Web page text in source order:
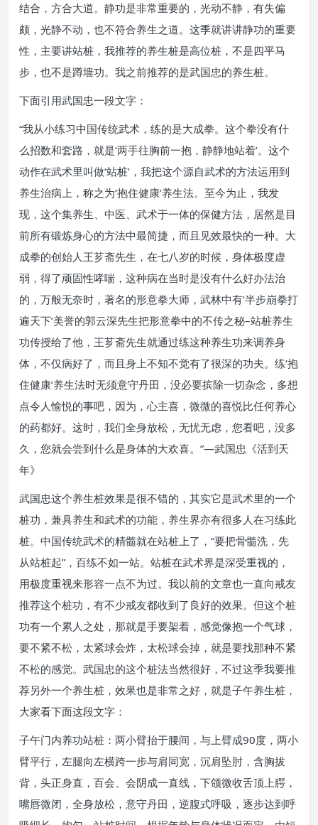
结合，方合大道。静功是非常重要的，光动不静，有失偏
颇，光静不动，也不符合养生之道。这季就讲讲静功的重要
性，主要讲站桩，我推荐的养生桩是高位桩，不是四平马
步，也不是蹲墙功。我之前推荐的是武国忠的养生桩。
下面引用武国忠一段文字：
“我从小练习中国传统武术，练的是大成拳。这个拳没有什
么招数和套路，就是‘两手往胸前一抱，静静地站着’。这个
动作在武术里叫做‘站桩’，我把这个源自武术的方法运用到
养生治病上，称之为‘抱住健康’养生法。至今为止，我发
现，这个集养生、中医、武术于一体的保健方法，居然是目
前所有锻炼身心的方法中最简捷，而且见效最快的一种。大
成拳的创始人王芗斋先生，在七八岁的时候，身体极度虚
弱，得了顽固性哮喘，这种病在当时是没有什么好办法治
的，万般无奈时，著名的形意拳大师，武林中有‘半步崩拳打
遍天下’美誉的郭云深先生把形意拳中的不传之秘–站桩养生
功传授给了他，王芗斋先生就通过练这种养生功来调养身
体，不仅病好了，而且身上不知不觉有了很深的功夫。练‘抱
住健康’养生法时无须意守丹田，没必要摈除一切杂念，多想
点令人愉悦的事吧，因为，心主喜，微微的喜悦比任何养心
的药都好。这时，我们全身放松，无忧无虑，您看吧，没多
久，您就会尝到什么是身体的大欢喜。”—武国忠《活到天
年》
武国忠这个养生桩效果是很不错的，其实它是武术里的一个
桩功，兼具养生和武术的功能，养生界亦有很多人在习练此
桩。中国传统武术的精髓就在站桩上了，“要把骨髓洗，先
从站桩起”，百练不如一站。站桩在武术界是深受重视的，
用极度重视来形容一点不为过。我以前的文章也一直向戒友
推荐这个桩功，有不少戒友都收到了良好的效果。但这个桩
功有一个累人之处，那就是手要架着，感觉像抱一个气球，
要不紧不松，太紧球会炸，太松球会掉，就是要找那种不紧
不松的感觉。武国忠的这个桩法当然很好，不过这季我要推
荐另外一个养生桩，效果也是非常之好，就是子午养生桩，
大家看下面这段文字：
子午门内养功站桩：两小臂抬于腰间，与上臂成90度，两小
臂平行，左腿向左横跨一步与肩同宽，沉肩坠肘，含胸拔
背，头正身直，百会、会阴成一直线，下颌微收舌顶上腭，
嘴唇微闭，全身放松，意守丹田，逆腹式呼吸，逐步达到呼